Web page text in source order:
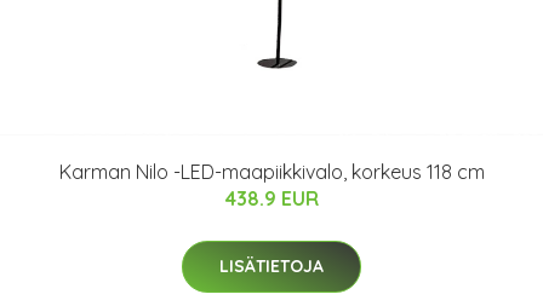
Karman Nilo -LED-maapiikkivalo, korkeus 118 cm
438.9 EUR
LISÄTIETOJA